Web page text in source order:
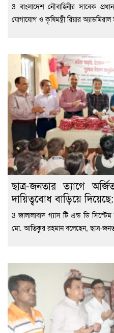
3 বাংলাদেশ নৌবাহিনীর সাবেক
যোগাযোগ ও কৃষিমন্ত্রী রিয়ার
ছাত্র-জনতার ত্যাগে
দায়িত্ববোধ বাড়িয়ে
3 জালালাবাদ গ্যাস টি এন্ড ডি
মো. আতিকুর রহমান বলেছেন, ছাত্র-